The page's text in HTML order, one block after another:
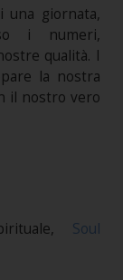
una giornata,
i numeri,
qualità. I
la nostra
il nostro vero
Soul